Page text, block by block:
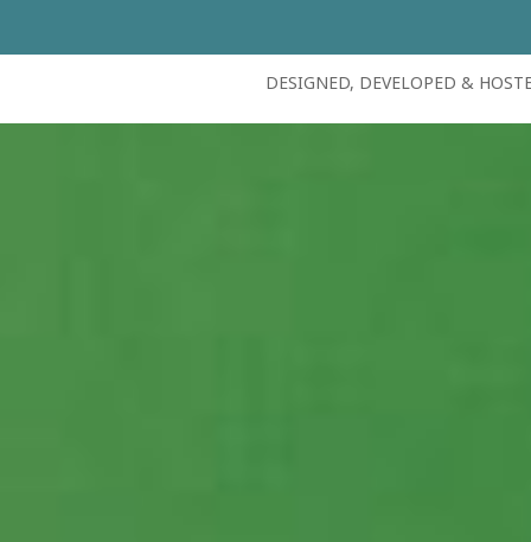
DESIGNED, DEVELOPED &